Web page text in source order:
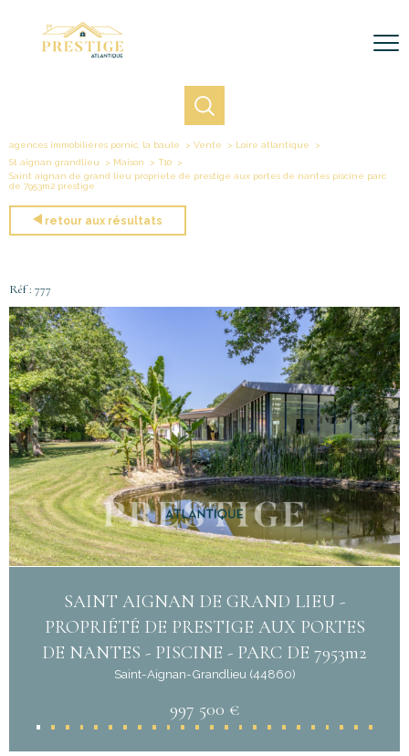
agences immobilières pornic, la baule Vente
Loire atlantique
St aignan grandlieu
Maison
T10
Saint aignan de grand lieu propriete de prestige aux portes de nantes piscine parc
de 7953m2 prestige
retour aux résultats
Réf : 777
SAINT AIGNAN DE GRAND LIEU -
PROPRIÉTÉ DE PRESTIGE AUX PORTES
DE NANTES - PISCINE - PARC DE 7953m2
Saint-Aignan-Grandlieu (44860)
997 500 €